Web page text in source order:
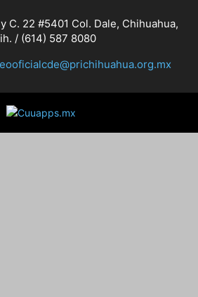
C. 22 #5401 Col. Dale, Chihuahua,
/ (614) 587 8080